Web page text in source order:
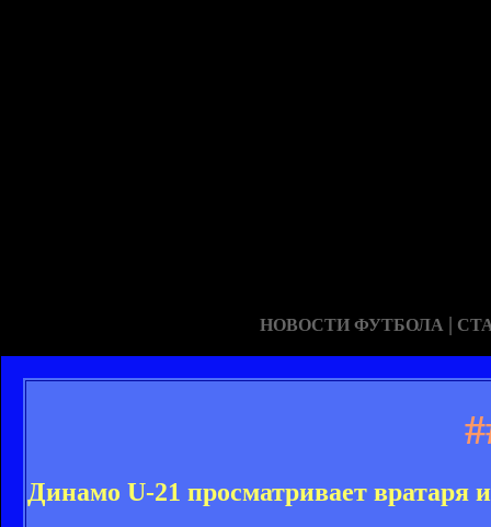
НОВОСТИ ФУТБОЛА |
Динамо U-21 просматривает вратаря